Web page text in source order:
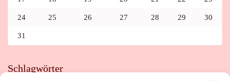
24 25 26 27 28 29 30
31
Schlagwörter